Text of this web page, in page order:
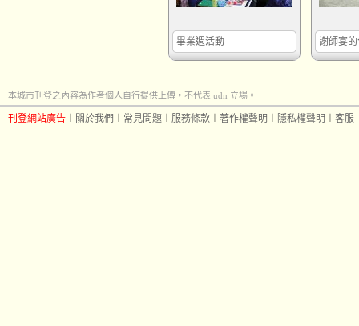
畢業週活動 謝師宴
本城市刊登之內容為作者個人自行提供上傳，不代表 udn 立場。
刊登網站廣告 關於我們 常見問題 服務條款 著作權聲明 隱私權聲明 客服